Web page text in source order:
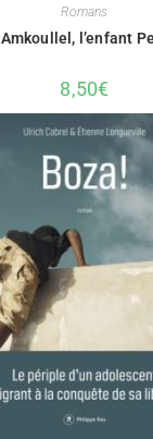
Romans
Amkoullel, l’enfant
8,50€